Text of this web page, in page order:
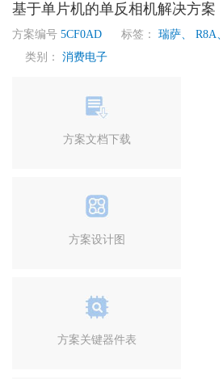
基于单片机的单反相机解决方案
方案编号 5CF0AD 标签： 瑞萨、 R8A、
类别： 消费电子
方案文档下载
方案设计图
方案关键器件表